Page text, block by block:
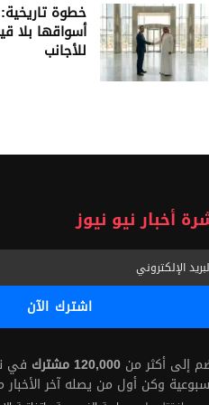
خطوة
أسواقها بلا
للأجانب
أخبار نيو نيوز
إلى أكثر من 120,000 مشترك
في
وكن أول من يصله آخر الأخبار